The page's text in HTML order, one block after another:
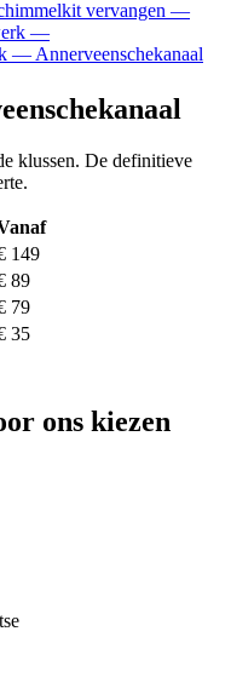
vervangen —
—
— Annerveenschekanaal
klussen. De definitieve
149
89
79
35
ons kiezen